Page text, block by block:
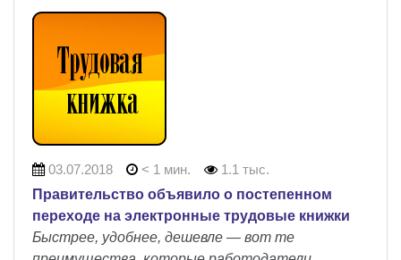
03.07.2018 < 1 мин.
1.1 тыс.
Правительство объявило о постепенном
переходе на электронные трудовые книжки
Быстрее, удобнее, дешевле — вот те